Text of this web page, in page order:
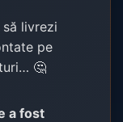
livrezi
pe
🤔
a fost